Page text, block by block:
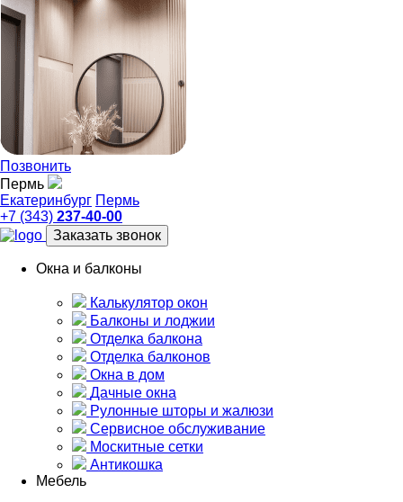
Позвонить
Пермь
Екатеринбург Пермь
+7 (343) 237-40-00
Заказать звонок
Окна и балконы
Калькулятор окон
Балконы и лоджии
Отделка балкона
Отделка балконов
Окна в дом
Дачные окна
Рулонные шторы и жалюзи
Сервисное обслуживание
Москитные сетки
Антикошка
Мебель